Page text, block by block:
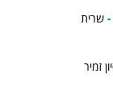
שרית
זמיר